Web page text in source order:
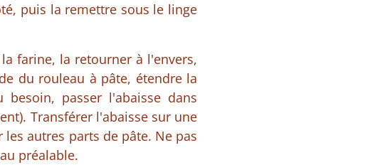
puis la remettre sous le linge
farine, la retourner à l'envers,
du rouleau à pâte, étendre la
passer l'abaisse dans
Transférer l'abaisse sur une
autres parts de pâte. Ne pas
préalable.